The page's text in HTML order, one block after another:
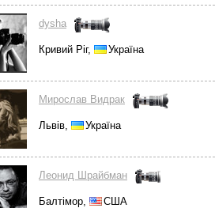
dysha
Кривий Ріг, Україна
Мирослав Видрак
Львів, Україна
Леонид Шрайбман
Балтімор, США